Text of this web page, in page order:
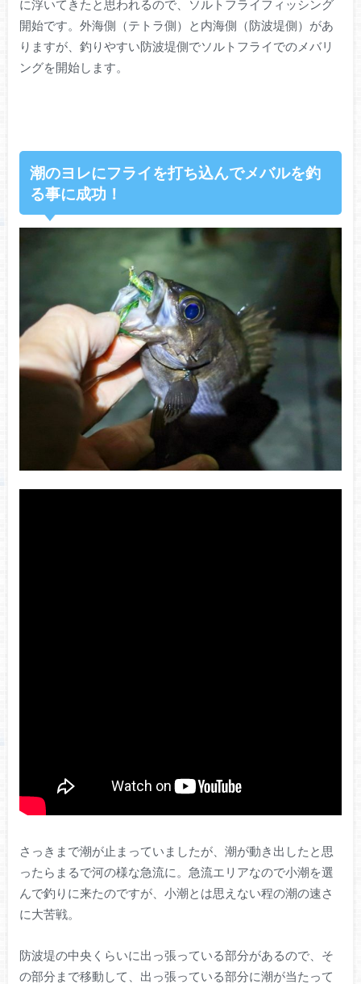
に浮いてきたと思われるので、ソルトフライフィッシング
開始です。外海側（テトラ側）と内海側（防波堤側）があ
りますが、釣りやすい防波堤側でソルトフライでのメバリ
ングを開始します。
潮のヨレにフライを打ち込んでメバルを釣
る事に成功！
さっきまで潮が止まっていましたが、潮が動き出したと思
ったらまるで河の様な急流に。急流エリアなので小潮を選
んで釣りに来たのですが、小潮とは思えない程の潮の速さ
に大苦戦。
防波堤の中央くらいに出っ張っている部分があるので、そ
の部分まで移動して、出っ張っている部分に潮が当たって